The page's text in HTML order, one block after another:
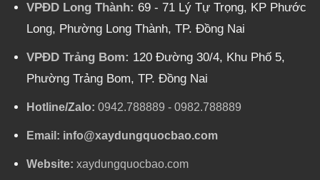
VPĐD Long Thành: 69 - 71 Lý Tự Trọng, KP Phước
Long, Phường Long Thành, TP. Đồng Nai
VPĐD Trảng Bom: 120 Đường 30/4, Khu Phố 5,
Phường Trảng Bom, TP. Đồng Nai
Hotline/Zalo: 0942.788889 - 0982.788889
Email: info@xaydungquocbao.com
Website: xaydungquocbao.com